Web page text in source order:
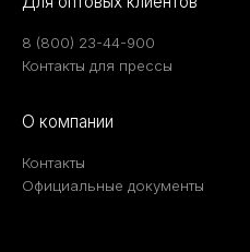
8 (800) 23-44-900
Контакты для прессы
О компании
Контакты
Официальные документы